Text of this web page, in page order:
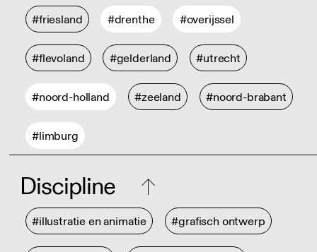
#friesland #drenthe #overijssel
#flevoland #gelderland #utrecht
#noord-holland #zeeland #noord-brabant
#limburg
Discipline
#illustratie en animatie #grafisch ontwerp